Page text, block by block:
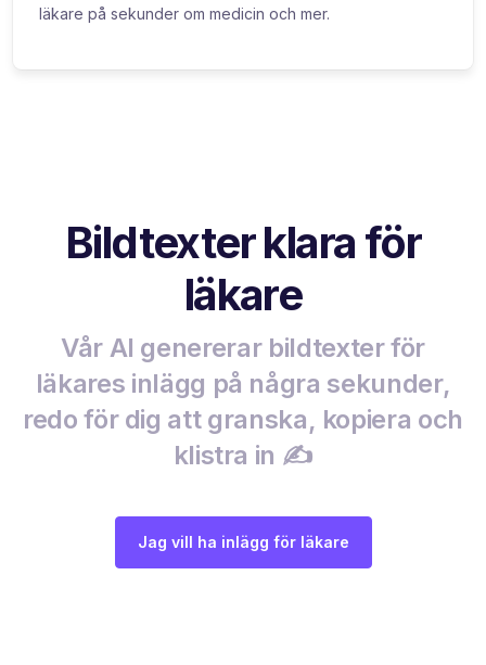
läkare på sekunder om medicin och mer.
Bildtexter klara för
läkare
Vår AI genererar bildtexter för
läkares inlägg på några sekunder,
redo för dig att granska, kopiera och
klistra in ✍️
Jag vill ha inlägg för läkare